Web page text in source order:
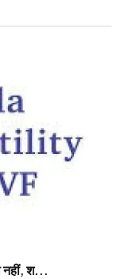
नहीं, श...